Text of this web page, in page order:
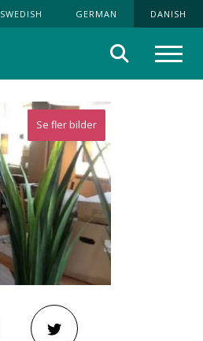
SWEDISH GERMAN DANISH
Søg
Se fler bilder